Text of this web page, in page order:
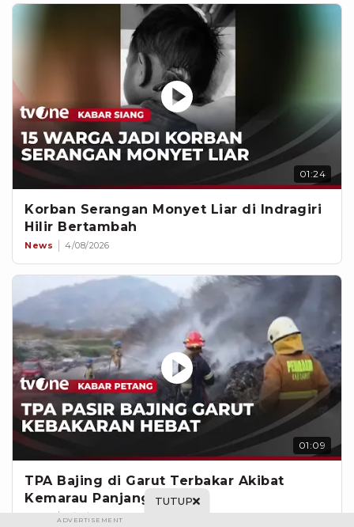
01:24
Korban Serangan Monyet Liar di Indragiri
Hilir Bertambah
News 4/08/2026
01:09
TPA Bajing di Garut Terbakar Akibat
Kemarau Panjang
4/08/2026
TUTUP
ADVERTISEMENT